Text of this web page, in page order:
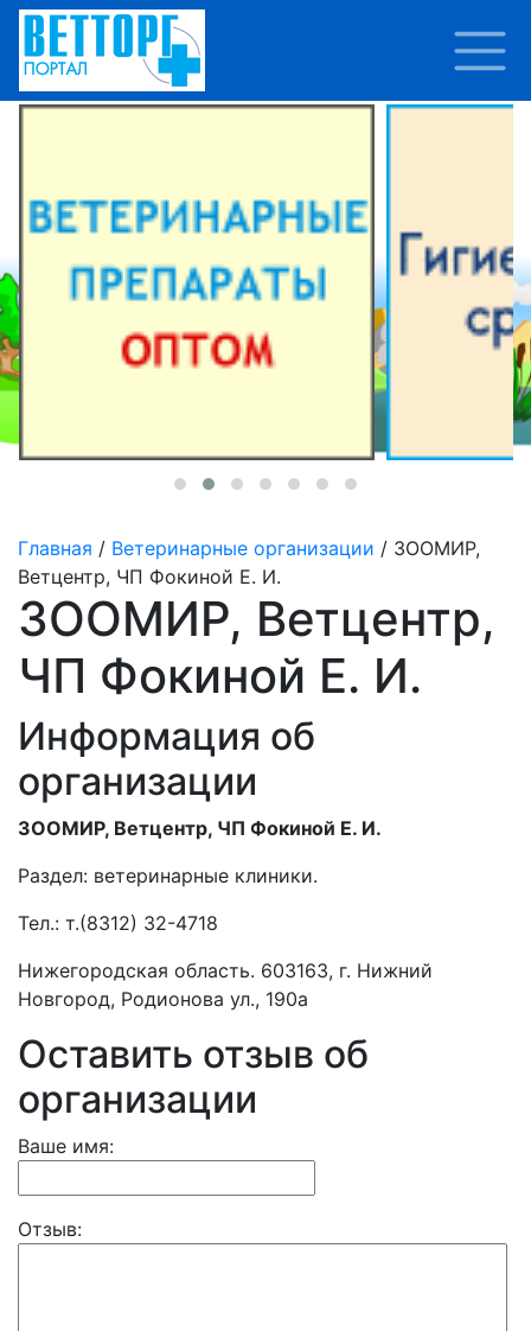
Главная / Ветеринарные организации / ЗООМИР,
Ветцентр, ЧП Фокиной Е. И.
ЗООМИР, Ветцентр,
ЧП Фокиной Е. И.
Информация об
организации
ЗООМИР, Ветцентр, ЧП Фокиной Е. И.
Раздел: ветеринарные клиники.
Тел.: т.(8312) 32-4718
Нижегородская область. 603163, г. Нижний
Новгород, Родионова ул., 190а
Оставить отзыв об
организации
Ваше имя:
Отзыв: